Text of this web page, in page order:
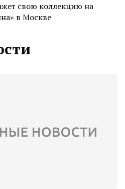
свою коллекцию на
в Москве